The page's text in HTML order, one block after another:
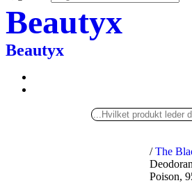
Beautyx
Beautyx
/ The
Poison,